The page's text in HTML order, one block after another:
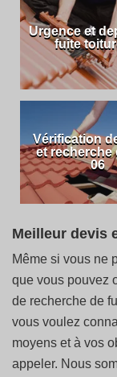
Urgence et
fuite
Vérification
et recherche
06
Meilleur devis
Même si vous ne
que vous pouvez
de recherche de
vous voulez
moyens et à vos
appeler. Nous